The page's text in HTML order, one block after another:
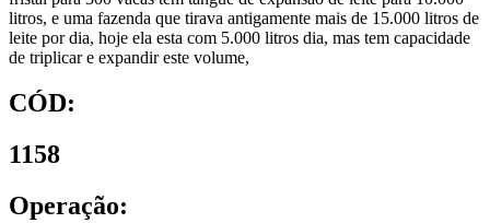
litros, e uma fazenda que tirava antigamente mais de 15.000 litros de
leite por dia, hoje ela esta com 5.000 litros dia, mas tem capacidade
de triplicar e expandir este volume,
CÓD:
1158
Operação: